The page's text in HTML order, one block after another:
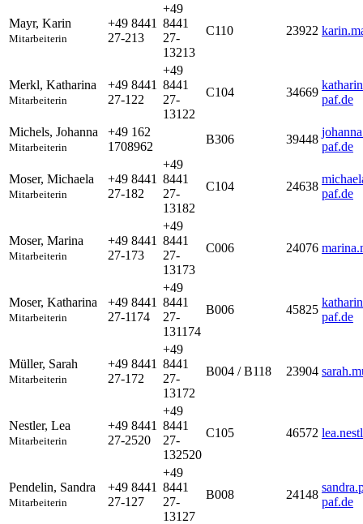
Mayr, Karin
Mitarbeiterin
+49 8441
27-213
+49
8441
27-
13213
C110 23922
Merkl, Katharina
Mitarbeiterin
+49 8441
27-122
+49
8441
27-
13122
C104 34669
paf.de
Michels, Johanna
Mitarbeiterin
+49 162
1708962
B306 39448
paf.de
Moser, Michaela
Mitarbeiterin
+49 8441
27-182
+49
8441
27-
13182
C104 24638
paf.de
Moser, Marina
Mitarbeiterin
+49 8441
27-173
+49
8441
27-
13173
C006 24076
Moser, Katharina
Mitarbeiterin
+49 8441
27-1174
+49
8441
27-
131174
B006 45825
paf.de
Müller, Sarah
Mitarbeiterin
+49 8441
27-172
+49
8441
27-
13172
B004 / B118 23904
Nestler, Lea
Mitarbeiterin
+49 8441
27-2520
+49
8441
27-
132520
C105 46572
Pendelin, Sandra
Mitarbeiterin
+49 8441
27-127
+49
8441
27-
13127
B008 24148
paf.de